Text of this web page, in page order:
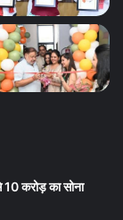
करोड़ का सोना